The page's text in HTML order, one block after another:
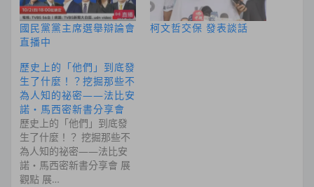
國民黨黨主席選舉辯論會
直播中
柯文哲交保 發表談話
歷史上的「他們」到底發
生了什麼！？挖掘那些不
為人知的祕密——法比安
諾・馬西密新書分享會
歷史上的「他們」到底發
生了什麼！？ 挖掘那些不
為人知的祕密——法比安
諾・馬西密新書分享會 展
觀點 展…